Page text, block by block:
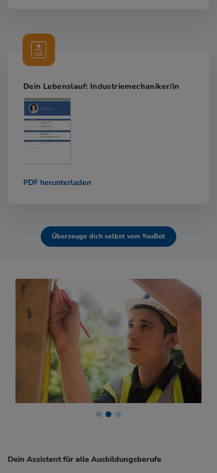
Dein Lebenslauf: Industriemechaniker/in
PDF herunterladen
Überzeuge dich selbst vom YouBot
Dein Assistent für alle Ausbildungsberufe